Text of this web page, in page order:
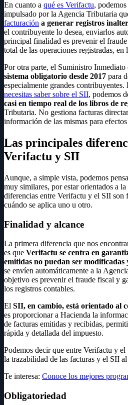
En cuanto a qué es Verifactu,
impulsado por la Agencia Tributaria
facturación a generar registros
el contribuyente lo desea, enviarlos
principal finalidad es prevenir el
total de las operaciones registradas,
Por otra parte, el Suministro
sistema obligatorio desde 2017 para
especialmente grandes contribuyentes.
necesitas saber sobre el SII, podemos
casi en tiempo real de los libros de
Tributaria. No gestiona facturas
información de las mismas para
Las principales
Verifactu y SII
Aunque, a simple vista, podemos
muy similares, por estar orientados a
diferencias entre Verifactu y el SII son
cuándo se aplica uno u otro.
Finalidad y alcance
La primera diferencia que nos
es que Verifactu se centra en
emitidas no puedan ser modificadas
se envíen automáticamente a la
objetivo es prevenir el fraude fiscal y
los registros contables.
El SII, en cambio, está orientado al
es proporcionar a Hacienda la
de facturas emitidas y recibidas,
rápida y detallada del impuesto.
Podemos decir que entre Verifactu y
la trazabilidad de las facturas y el SII
Te interesa: Conoce los mejores
Obligatoriedad